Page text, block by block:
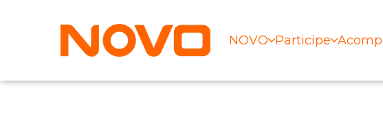
NOVO Participe